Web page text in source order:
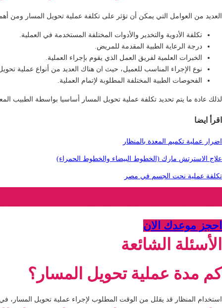
العديد من العوامل التي يمكن أن تؤثر على تكلفة عملية تحويل المسار ومن
تكلفة الأدوية والتخدير والأدوات المختلفة المستخدمة في العملية.
درجة الرعاية الطبية المقدمة للمريض.
الخبرات العلمية لفريق العمل الذي يقوم بإجراء العملية.
نوع الإجراء المناسب للعميل، حيث ان هناك العديد من أنواع عملية
الفحوصات الطبية المختلفة المطلوبة لإتمام العملية.
لذلك عادة ما يتم تحديد تكلفة عملية تحويل المسار أساسيا بواسطة الطبيب
اقرأ ايضا
اضرار عملية تكميم المعدة بالمنظار
علاج الاسترتش مارك (الخطوط البيضاء والخطوط الحمراء)
تكلفة عملية نحت الجسم في مصر
احجز موعدك الان
الأسئلة الشائعة
كم مدة عملية تحويل المسار؟
استخدام المنظار قد يقلل من الوقت المطلوب لإجراء عملية تحويل المسار، في